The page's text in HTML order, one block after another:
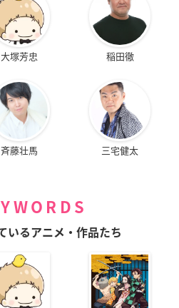
大塚芳忠 稲田徹
斉藤壮馬 三宅健太
いるアニメ・作品たち